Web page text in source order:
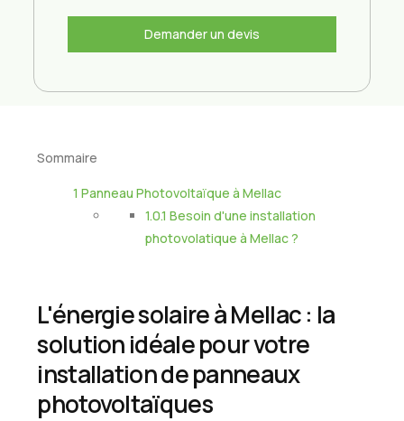
Demander un devis
Sommaire
1 Panneau Photovoltaïque à Mellac
1.0.1 Besoin d'une installation
photovolatique à Mellac ?
L'énergie solaire à Mellac : la
solution idéale pour votre
installation de panneaux
photovoltaïques